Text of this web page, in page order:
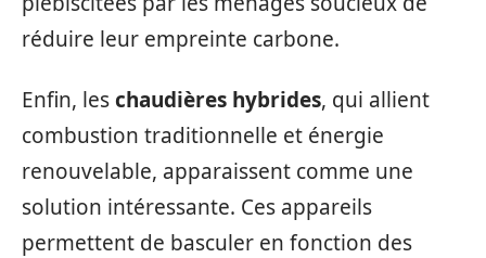
réduire leur empreinte carbone.
Enfin, leschaudières hybrides, qui allient
combustion traditionnelle et énergie
renouvelable, apparaissent comme une
solution intéressante. Ces appareils
permettent de basculer en fonction des